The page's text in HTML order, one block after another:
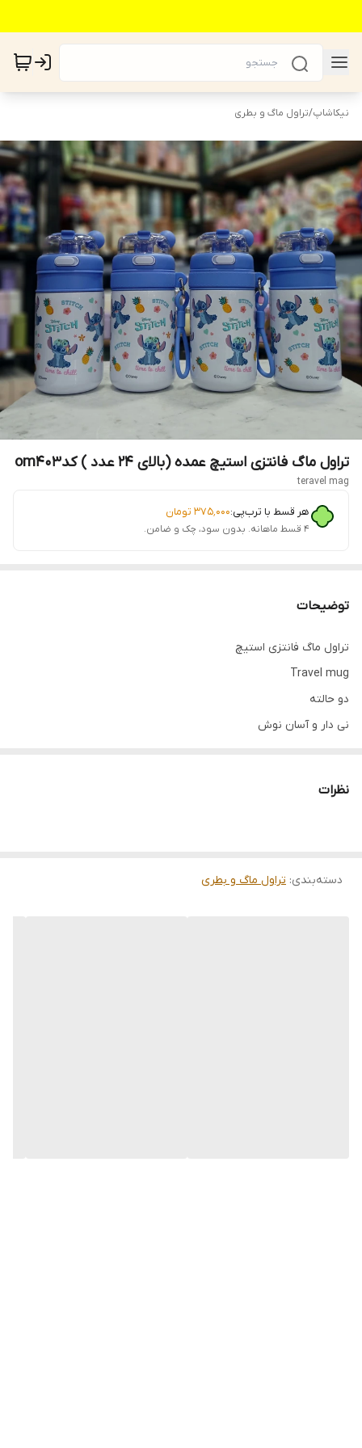
نیکاشاپ/تراول ماگ و بطری
تراول ماگ فانتزی استیچ عمده (بالای ۲۴ عدد ) کدom۴۰۳
teravel mag
هر قسط با ترب‌پی:۳۷۵٬۰۰۰ تومان
۴ قسط ماهانه. بدون سود، چک و ضامن.
توضیحات
تراول ماگ فانتزی استیچ
Travel mug
دو حالته
نی دار و آسان نوش
نظرات
دسته‌بندی: تراول ماگ و بطری